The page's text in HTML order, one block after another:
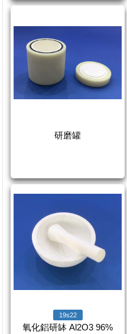
研磨罐
19s22
氧化鋁研缽 Al2O3 96%